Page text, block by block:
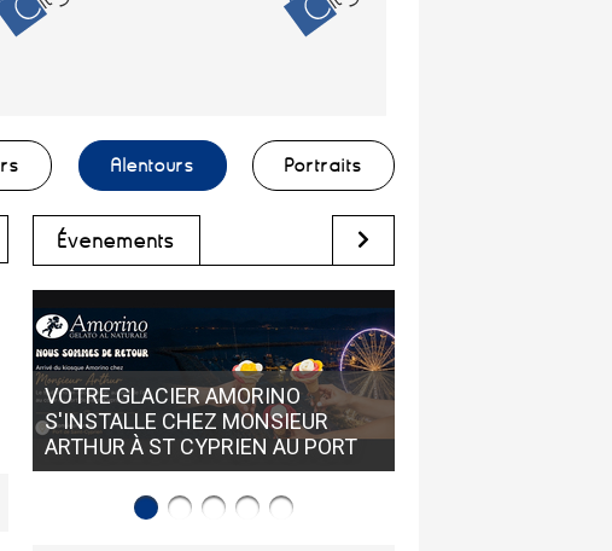
Alentours Portraits
Évènements
VOTRE GLACIER AMORINO
S'INSTALLE CHEZ MONSIEUR
ARTHUR À ST CYPRIEN AU PORT